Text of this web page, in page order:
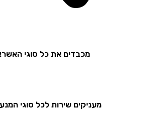
מכבדים את כל סוגי האשראי
מעניקים שירות לכל סוגי המנעולים: